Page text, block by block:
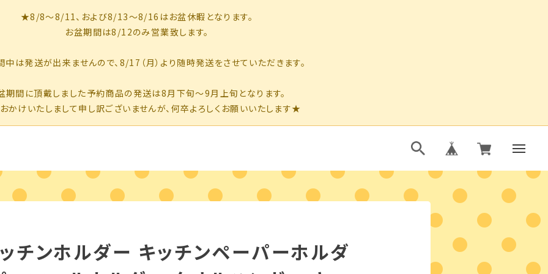
チンホルダー キッチンペーパーホルダ